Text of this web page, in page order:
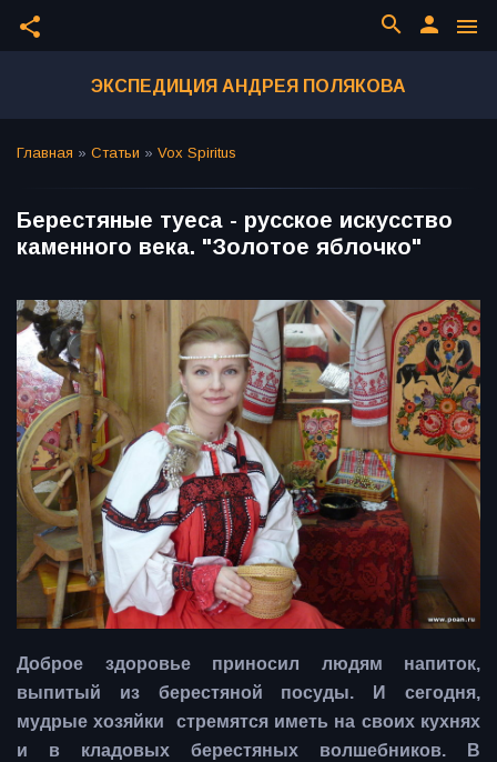
share menu
person
search
ЭКСПЕДИЦИЯ АНДРЕЯ ПОЛЯКОВА
Главная » Статьи » Vox Spiritus
Берестяные туеса - русское искусство
каменного века. "Золотое яблочко"
Доброе здоровье приносил людям напиток,
выпитый из берестяной посуды. И сегодня,
мудрые хозяйки стремятся иметь на своих кухнях
и в кладовых берестяных волшебников. В